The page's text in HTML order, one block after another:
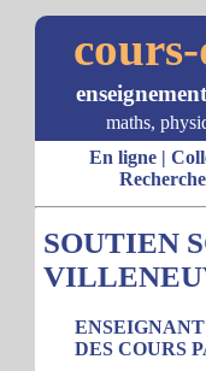
maths,
En ligne|
SOUTIEN
DES COURS